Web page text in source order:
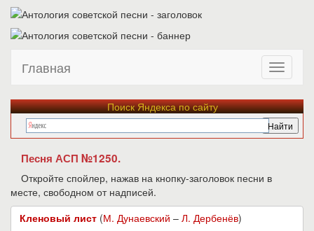
Главная
Поиск Яндекса по сайту
Песня АСП №1250.
Откройте спойлер, нажав на кнопку-заголовок песни в
месте, свободном от надписей.
Кленовый лист (М. Дунаевский – Л. Дербенёв)